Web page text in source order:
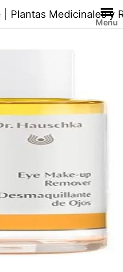
| Plantas Medicinales y
Menu